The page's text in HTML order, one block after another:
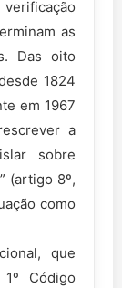
as
Das oito
1824
em 1967
a
sobre
(artigo 8º,
como
que
Código